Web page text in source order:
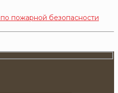
пожарной безопасности